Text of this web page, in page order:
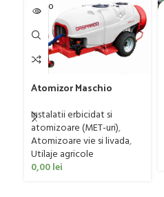
SOLD O
UT
Atomizor Maschio
Avant 1000/800/121 E
Instalatii erbicidat si
atomizoare (MET-uri),
Atomizoare vie si livada,
Utilaje agricole
0,00lei